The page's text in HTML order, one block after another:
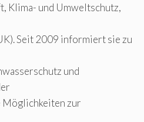
Klima- und Umweltschutz,
Seit 2009 informiert sie zu
und
zur